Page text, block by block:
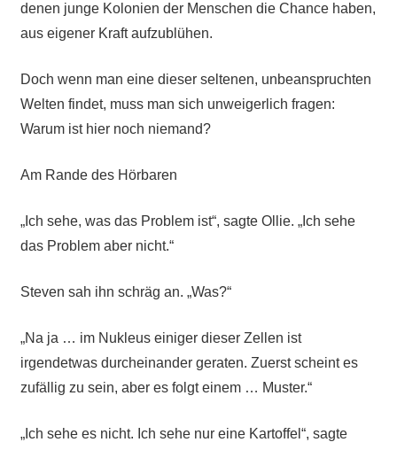
denen junge Kolonien der Menschen die Chance haben,
aus eigener Kraft aufzublühen.
Doch wenn man eine dieser seltenen, unbeanspruchten
Welten findet, muss man sich unweigerlich fragen:
Warum ist hier noch niemand?
Am Rande des Hörbaren
„Ich sehe, was das Problem ist“, sagte Ollie. „Ich sehe
das Problem aber nicht.“
Steven sah ihn schräg an. „Was?“
„Na ja … im Nukleus einiger dieser Zellen ist
irgendetwas durcheinander geraten. Zuerst scheint es
zufällig zu sein, aber es folgt einem … Muster.“
„Ich sehe es nicht. Ich sehe nur eine Kartoffel“, sagte